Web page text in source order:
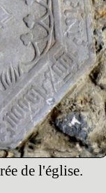
de l'église.